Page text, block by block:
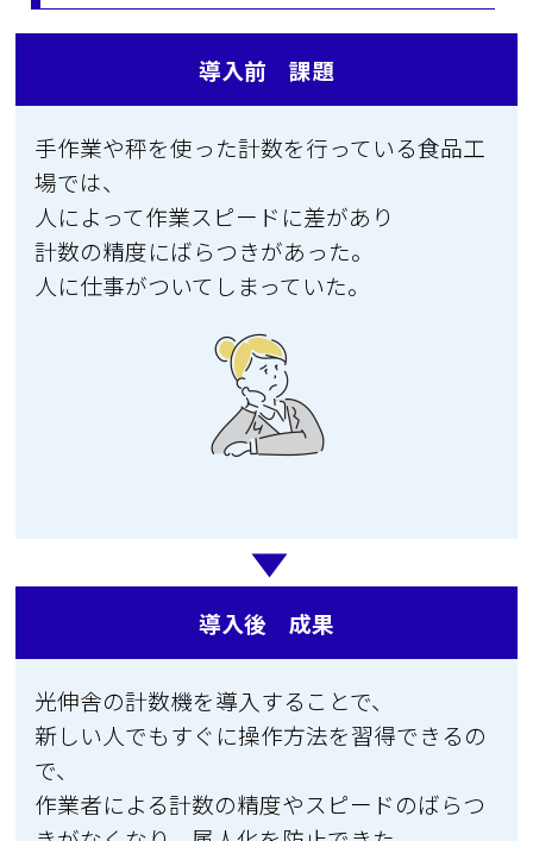
導入前 課題
手作業や秤を使った計数を行っている食品工
場では、
人によって作業スピードに差があり
計数の精度にばらつきがあった。
人に仕事がついてしまっていた。
導入後 成果
光伸舎の計数機を導入することで、
新しい人でもすぐに操作方法を習得できるの
で、
作業者による計数の精度やスピードのばらつ